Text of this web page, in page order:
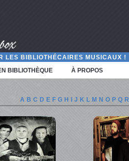
LES BIBLIOTHÉCAIRES MUSICAUX !
BIBLIOTHÈQUE À PROPOS
A B C D E F G H I J K L M N O P Q R